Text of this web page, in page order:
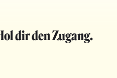
dir den Zugang.